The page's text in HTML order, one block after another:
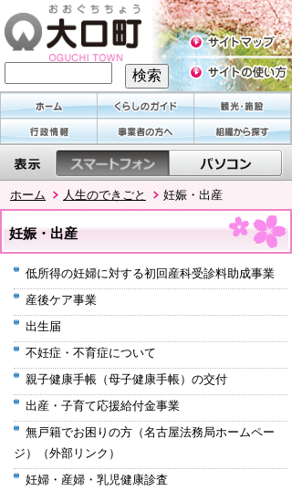
ホーム 人生のできごと 妊娠・出産
妊娠・出産
低所得の妊婦に対する初回産科受診料助成事業
産後ケア事業
出生届
不妊症・不育症について
親子健康手帳（母子健康手帳）の交付
出産・子育て応援給付金事業
無戸籍でお困りの方（名古屋法務局ホームペー
ジ）（外部リンク）
妊婦・産婦・乳児健康診査